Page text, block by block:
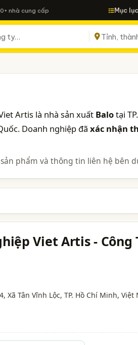
nhà cung cấp Mục
Artis là nhà sản xuất Balotại
Doanh nghiệp đã xác nhận
phẩm và thông tin liên hệ bên
Viet Artis - Công
Xã Tân Vĩnh Lộc, TP. Hồ Chí Minh, Việt